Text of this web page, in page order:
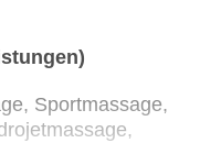
Sportmassage,